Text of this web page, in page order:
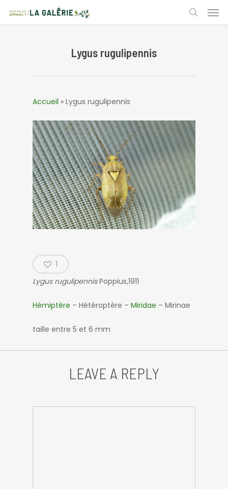
main
search
Lygus rugulipennis
Accueil » Lygus rugulipennis
1
Lygus rugulipennisPoppius,1911
Hémiptère – Hétéroptère – Miridae – Mirinae
taille entre 5 et 6 mm
LEAVE A REPLY